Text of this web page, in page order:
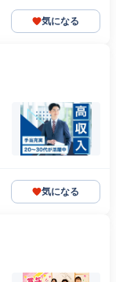
気になる
気になる